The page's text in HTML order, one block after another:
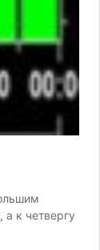
к четвергу